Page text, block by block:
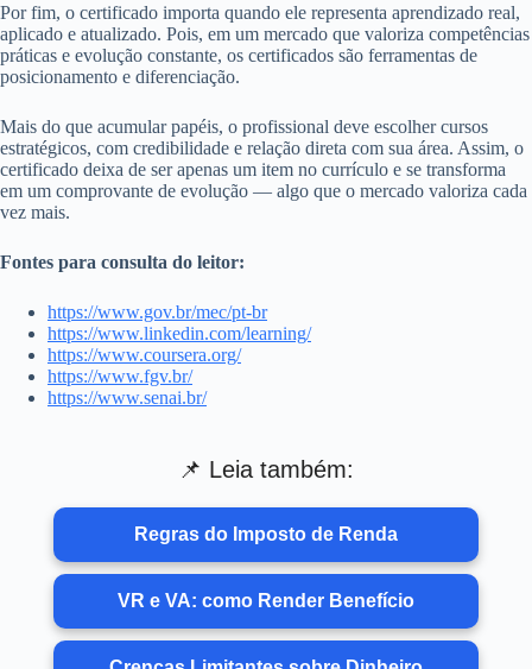
Por fim, o certificado importa quando ele representa aprendizado real,
aplicado e atualizado. Pois, em um mercado que valoriza competências
práticas e evolução constante, os certificados são ferramentas de
posicionamento e diferenciação.
Mais do que acumular papéis, o profissional deve escolher cursos
estratégicos, com credibilidade e relação direta com sua área. Assim, o
certificado deixa de ser apenas um item no currículo e se transforma
em um comprovante de evolução — algo que o mercado valoriza cada
vez mais.
Fontes para consulta do leitor:
https://www.gov.br/mec/pt-br
https://www.linkedin.com/learning/
https://www.coursera.org/
https://www.fgv.br/
https://www.senai.br/
📌 Leia também:
Regras do Imposto de Renda
VR e VA: como Render Benefício